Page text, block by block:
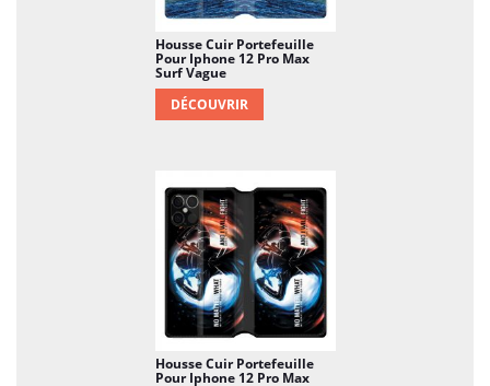
Housse Cuir Portefeuille
Pour Iphone 12 Pro Max
Surf Vague
DÉCOUVRIR
Housse Cuir Portefeuille
Pour Iphone 12 Pro Max